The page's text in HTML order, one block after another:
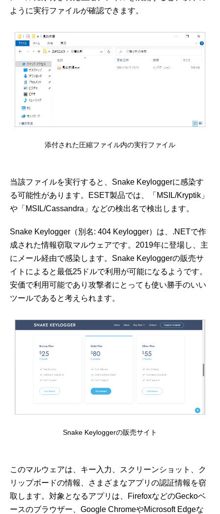
ように実行ファイルが確認できます。
添付された圧縮ファイル内の実行ファイル
当該ファイルを実行すると、Snake Keyloggerに感染す
る可能性があります。ESET製品では、「MSIL/Kryptik」
や「MSIL/Cassandra」などの検出名で検出します。
Snake Keylogger（別名: 404 Keylogger）は、.NETで作
成された情報窃取マルウェアです。2019年に登場し、主
にメール経由で感染します。Snake Keyloggerの販売サ
イトによると最低25ドルで利用が可能になるようです。
安価で利用可能であり攻撃者にとっても使い勝手のいい
ツールであると考えられます。
Snake Keyloggerの販売サイト
このマルウェアは、キー入力、スクリーンショット、ク
リップボードの情報、さまざまなアプリの認証情報を窃
取します。対象となるアプリは、FirefoxなどのGeckoベ
ースのブラウザー、Google ChromeやMicrosoft Edgeな